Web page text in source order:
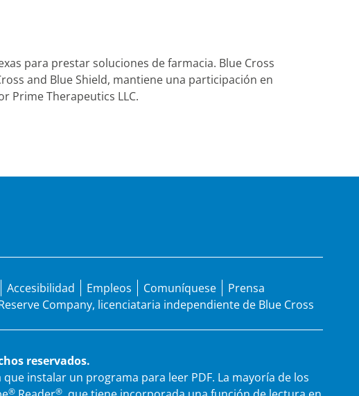
para prestar soluciones de farmacia. Blue Cross
and Blue Shield, mantiene una participación en
Prime Therapeutics LLC.
Accesibilidad Empleos Comuníquese
Prensa
Company, licenciataria independiente de Blue Cross
reservados.
instalar un programa para leer PDF. La mayoría de los
® ®